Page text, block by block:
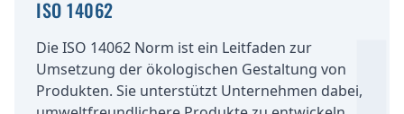
ISO 14062
Die ISO 14062 Norm ist ein Leitfaden zur
Umsetzung der ökologischen Gestaltung von
Produkten. Sie unterstützt Unternehmen dabei,